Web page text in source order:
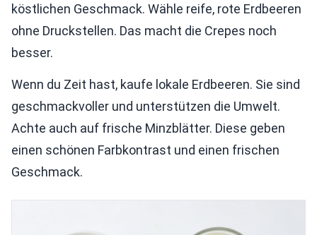
köstlichen Geschmack. Wähle reife, rote Erdbeeren
ohne Druckstellen. Das macht die Crepes noch
besser.
Wenn du Zeit hast, kaufe lokale Erdbeeren. Sie sind
geschmackvoller und unterstützen die Umwelt.
Achte auch auf frische Minzblätter. Diese geben
einen schönen Farbkontrast und einen frischen
Geschmack.